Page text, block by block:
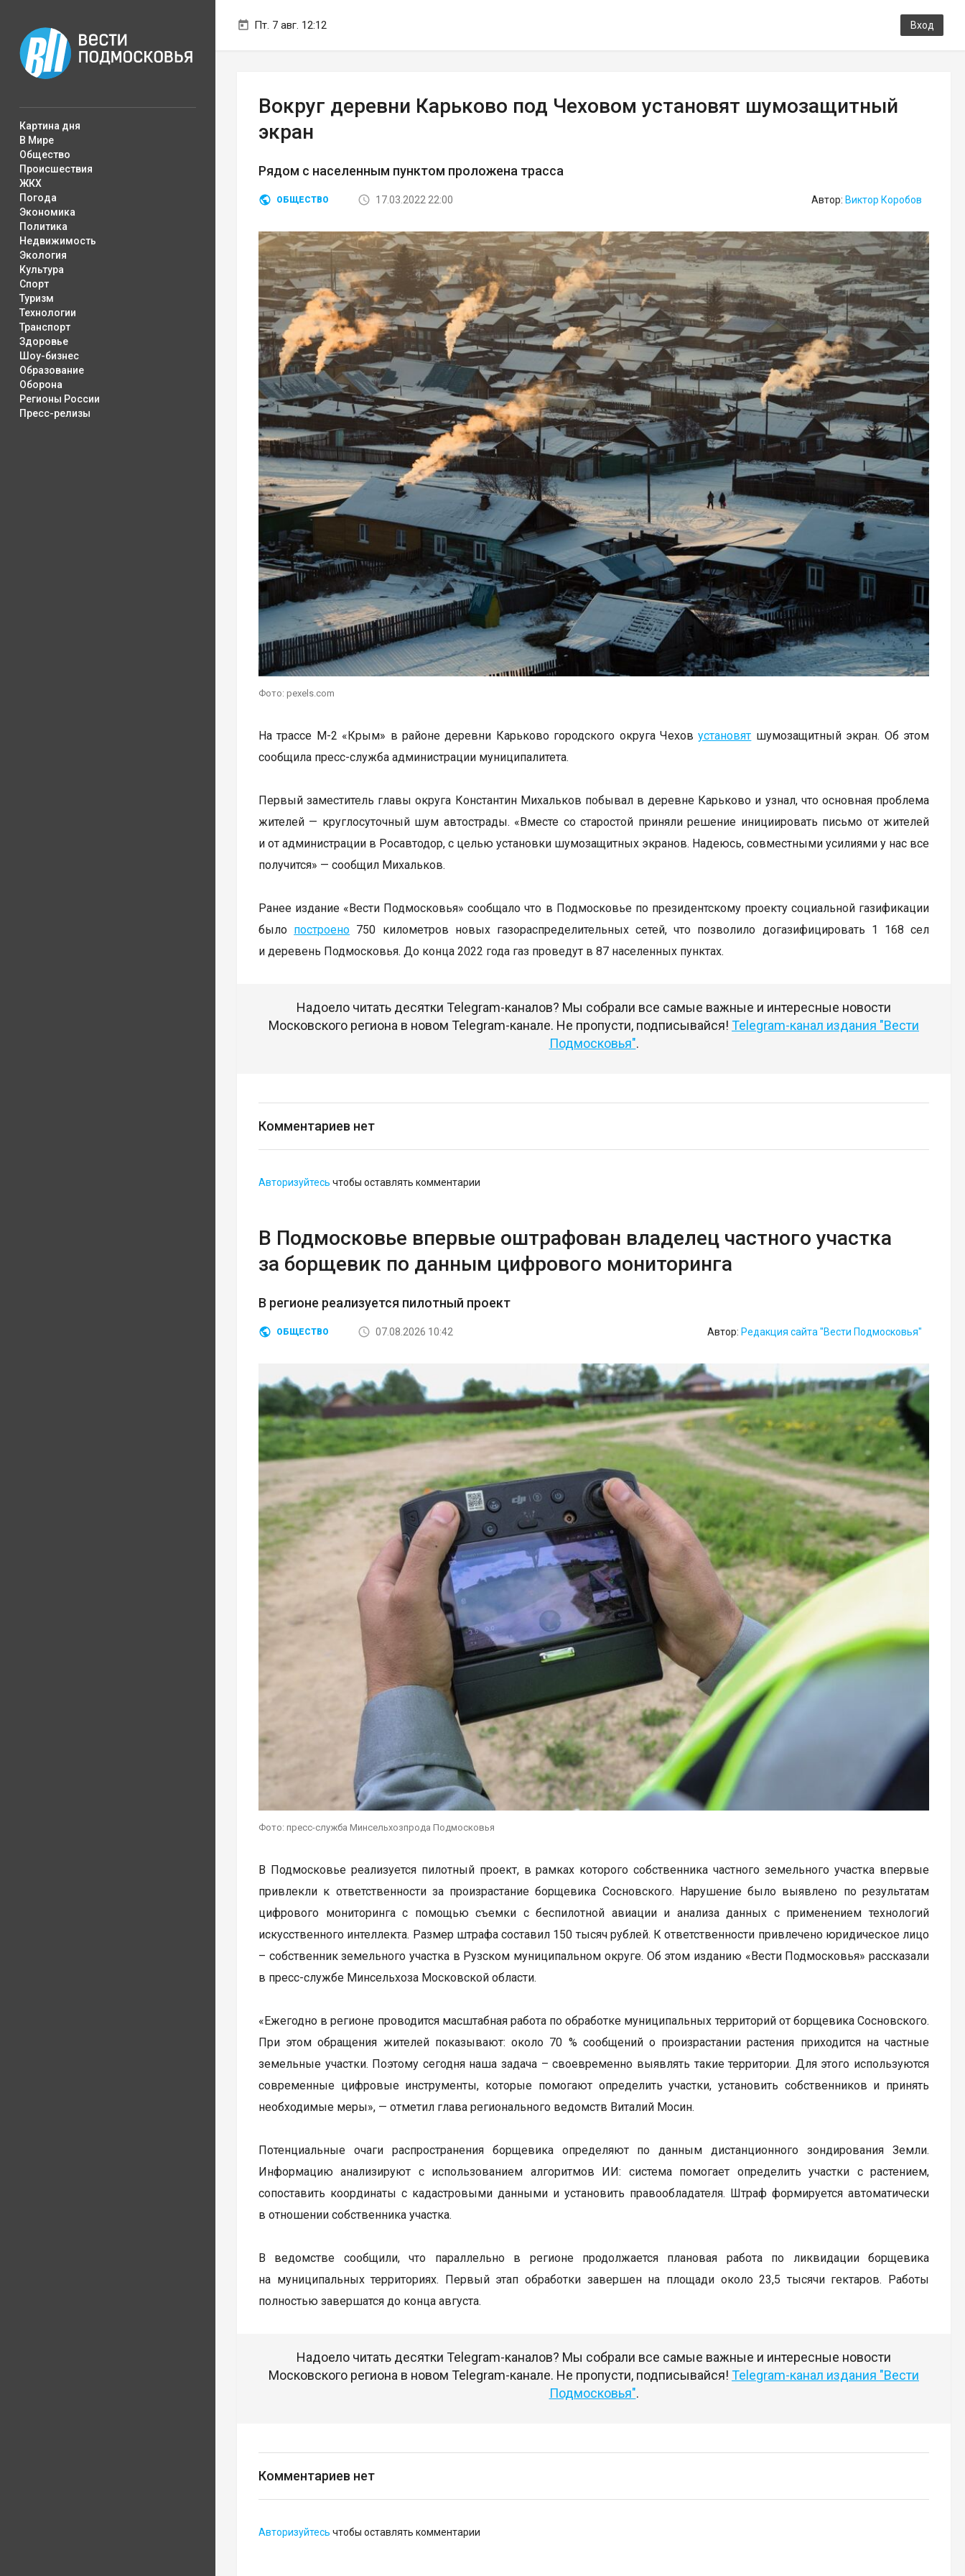
Пт. 7 авг. 12:12 Вход
Картина дня
В Мире
Общество
Происшествия
ЖКХ
Погода
Экономика
Политика
Недвижимость
Экология
Культура
Спорт
Туризм
Технологии
Транспорт
Здоровье
Шоу-бизнес
Образование
Оборона
Регионы России
Пресс-релизы
Вокруг деревни Карьково под Чеховом установят шумозащитный
экран
Рядом с населенным пунктом проложена трасса
ОБЩЕСТВО 17.03.2022 22:00 Автор: Виктор Коробов
Фото: pexels.com
На трассе М-2 «Крым» в районе деревни Карьково городского округа Чеховустановят шумозащитный экран. Об этом
сообщила пресс-служба администрации муниципалитета.
Первый заместитель главы округа Константин Михальков побывал в деревне Карьково и узнал, что основная проблема
жителей — круглосуточный шум автострады. «Вместе со старостой приняли решение инициировать письмо от жителей
и от администрации в Росавтодор, с целью установки шумозащитных экранов. Надеюсь, совместными усилиями у нас все
получится» — сообщил Михальков.
Ранее издание «Вести Подмосковья» сообщало что в Подмосковье по президентскому проекту социальной газификации
было построено 750 километров новых газораспределительных сетей, что позволило догазифицировать 1 168 сел
и деревень Подмосковья. До конца 2022 года газ проведут в 87 населенных пунктах.
Надоело читать десятки Telegram-каналов? Мы собрали все самые важные и интересные новости
Московского региона в новом Telegram-канале. Не пропусти, подписывайся! Telegram-канал издания "Вести
Подмосковья".
Комментариев нет
Авторизуйтесь чтобы оставлять комментарии
В Подмосковье впервые оштрафован владелец частного участка
за борщевик по данным цифрового мониторинга
В регионе реализуется пилотный проект
ОБЩЕСТВО 07.08.2026 10:42 Автор: Редакция сайта "Вести Подмосковья"
Фото: пресс-служба Минсельхозпрода Подмосковья
В Подмосковье реализуется пилотный проект, в рамках которого собственника частного земельного участка впервые
привлекли к ответственности за произрастание борщевика Сосновского. Нарушение было выявлено по результатам
цифрового мониторинга с помощью съемки с беспилотной авиации и анализа данных с применением технологий
искусственного интеллекта. Размер штрафа составил 150 тысяч рублей. К ответственности привлечено юридическое лицо
– собственник земельного участка в Рузском муниципальном округе. Об этом изданию «Вести Подмосковья» рассказали
в пресс-службе Минсельхоза Московской области.
«Ежегодно в регионе проводится масштабная работа по обработке муниципальных территорий от борщевика Сосновского.
При этом обращения жителей показывают: около 70 % сообщений о произрастании растения приходится на частные
земельные участки. Поэтому сегодня наша задача – своевременно выявлять такие территории. Для этого используются
современные цифровые инструменты, которые помогают определить участки, установить собственников и принять
необходимые меры», — отметил глава регионального ведомств Виталий Мосин.
Потенциальные очаги распространения борщевика определяют по данным дистанционного зондирования Земли.
Информацию анализируют с использованием алгоритмов ИИ: система помогает определить участки с растением,
сопоставить координаты с кадастровыми данными и установить правообладателя. Штраф формируется автоматически
в отношении собственника участка.
В ведомстве сообщили, что параллельно в регионе продолжается плановая работа по ликвидации борщевика
на муниципальных территориях. Первый этап обработки завершен на площади около 23,5 тысячи гектаров. Работы
полностью завершатся до конца августа.
Надоело читать десятки Telegram-каналов? Мы собрали все самые важные и интересные новости
Московского региона в новом Telegram-канале. Не пропусти, подписывайся! Telegram-канал издания "Вести
Подмосковья".
Комментариев нет
Авторизуйтесь чтобы оставлять комментарии